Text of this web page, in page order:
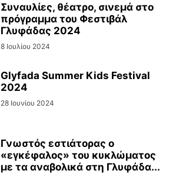
Συναυλίες, θέατρο, σινεμά στο
πρόγραμμα του Φεστιβάλ
Γλυφάδας 2024
8 Ιουλίου 2024
Glyfada Summer Kids Festival
2024
28 Ιουνίου 2024
Γνωστός εστιάτορας ο
«εγκέφαλος» του κυκλώματος
με τα αναβολικά στη Γλυφάδα...